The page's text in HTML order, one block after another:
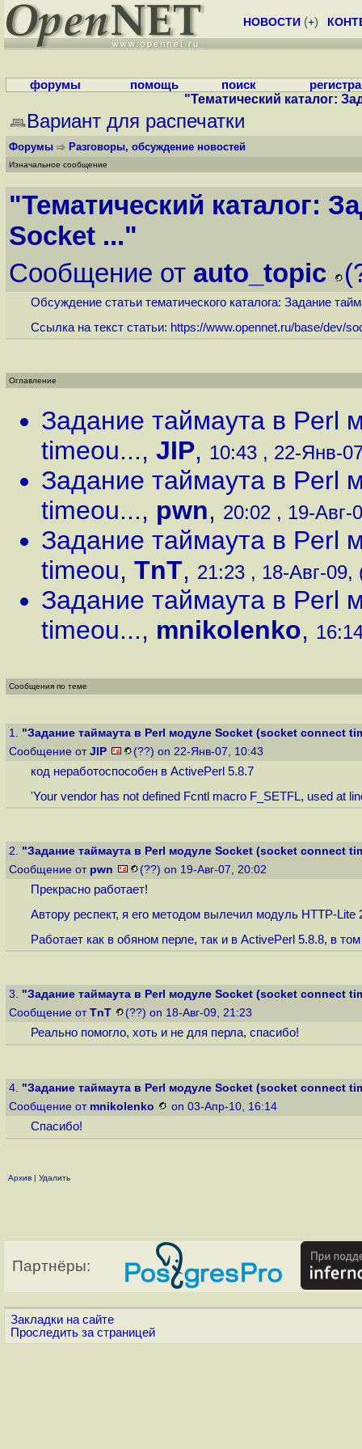
НОВОСТИ (+)
форумы помощь поиск
"Тематический каталог:
Вариант для распечатки
Форумы Разговоры, обсуждение новостей
Изначальное сообщение
"Тематический каталог:
Socket ..."
Сообщение от auto_topic
Обсуждение статьи тематического каталога: Задание
Ссылка на текст статьи: https://www.opennet.ru/base/dev/
Оглавление
Задание таймаута в Perl
timeou..., JIP, 10:43 , 22-Янв-
Задание таймаута в Perl
timeou..., pwn, 20:02 , 19-Авг-
Задание таймаута в Perl
timeou, TnT, 21:23 , 18-Авг-09,
Задание таймаута в Perl
timeou..., mnikolenko,
Сообщения по теме
1. "Задание таймаута в Perl модуле Socket (socket connect
Сообщение от JIP (??) on 22-Янв-07, 10:43
код неработоспособен в ActivePerl 5.8.7
'Your vendor has not defined Fcntl macro F_SETFL, used at
2. "Задание таймаута в Perl модуле Socket (socket connect
Сообщение от pwn (??) on 19-Авг-07, 20:02
Прекрасно работает!
Автору респект, я его методом вылечил модуль HTTP-Lite
Работает как в обяном перле, так и в ActivePerl 5.8.8, в
3. "Задание таймаута в Perl модуле Socket (socket connect
Сообщение от TnT (??) on 18-Авг-09, 21:23
Реально помогло, хоть и не для перла, спасибо!
4. "Задание таймаута в Perl модуле Socket (socket connect
Сообщение от mnikolenko on 03-Апр-10, 16:14
Спасибо!
Архив | Удалить
Партнёры:
Закладки на сайте
Проследить за страницей